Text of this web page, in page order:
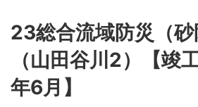
23総合流域防災（
（山田谷川2）【竣
年6月】